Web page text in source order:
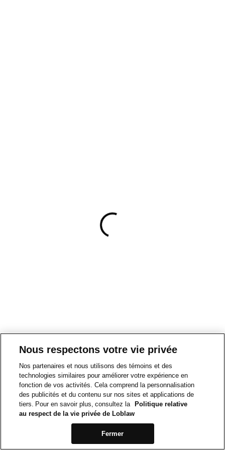
Nous respectons votre vie privée
Nos partenaires et nous utilisons des témoins et des
technologies similaires pour améliorer votre expérience en
fonction de vos activités. Cela comprend la personnalisation
des publicités et du contenu sur nos sites et applications de
tiers. Pour en savoir plus, consultez la
Politique relative
au respect de la vie privée de Loblaw
Fermer